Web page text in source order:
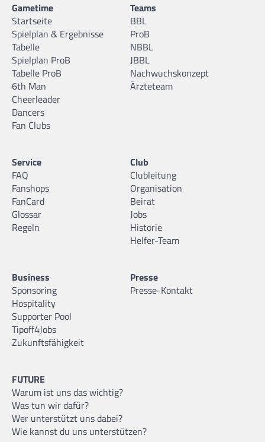
Gametime
Startseite
Spielplan & Ergebnisse
Tabelle
Spielplan ProB
Tabelle ProB
6th Man
Cheerleader
Dancers
Fan Clubs
Teams
BBL
ProB
NBBL
JBBL
Nachwuchskonzept
Ärzteteam
Service
FAQ
Fanshops
FanCard
Glossar
Regeln
Club
Clubleitung
Organisation
Beirat
Jobs
Historie
Helfer-Team
Business
Sponsoring
Hospitality
Supporter Pool
Tipoff4Jobs
Zukunftsfähigkeit
Presse
Presse-Kontakt
FUTURE
Warum ist uns das wichtig?
Was tun wir dafür?
Wer unterstützt uns dabei?
Wie kannst du uns unterstützen?